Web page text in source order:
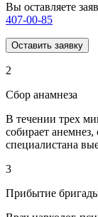
Вы оставляете
407-00-85
Оставить заявку
2
Сбор анамнеза
В течении трех
собирает анемнез,
специалистана
3
Прибытие